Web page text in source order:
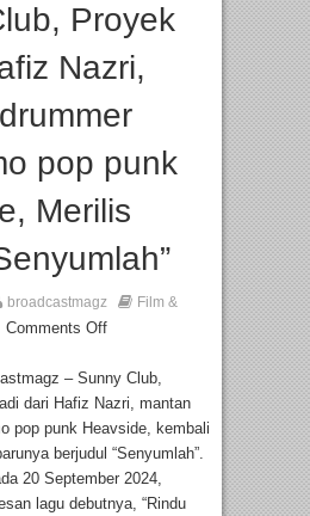
Proyek
Nazri,
pop punk
Merilis
broadcastmagz
Film &
Comments Off
– Sunny Club,
dari Hafiz Nazri, mantan
pop punk Heavside, kembali
berjudul “Senyumlah”.
20 September 2024,
lagu debutnya, “Rindu